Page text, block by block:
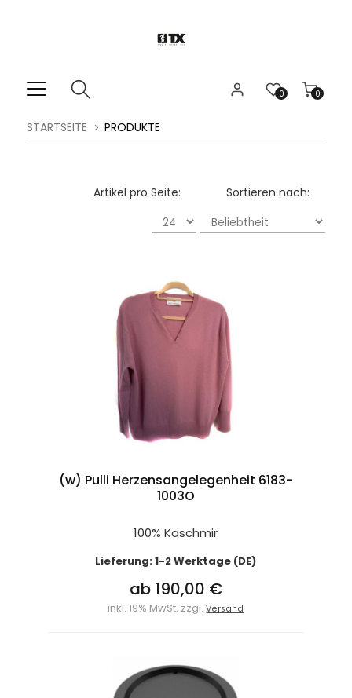
0
0
STARTSEITE PRODUKTE
Sortieren nach:
Artikel pro Seite:
(w) Pulli Herzensangelegenheit 6183-
1003O
100% Kaschmir
Lieferung: 1-2 Werktage (DE)
ab 190,00 €
inkl. 19% MwSt. zzgl.Versand